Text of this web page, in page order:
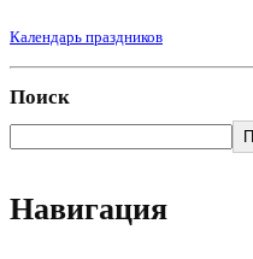
Календарь праздников
Поиск
Навигация